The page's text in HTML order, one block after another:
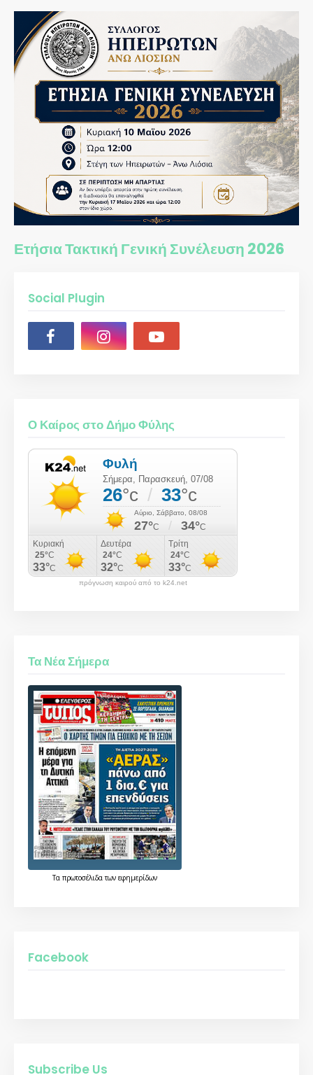
Ετήσια Τακτική Γενική Συνέλευση 2026
Social Plugin
Ο Καίρος στο Δήμο Φύλης
πρόγνωση καιρού από το k24.net
Τα Νέα Σήμερα
Τα πρωτοσέλιδατων εφημερίδων
Facebook
Subscribe Us